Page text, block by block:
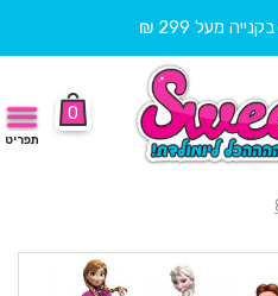
בקנייה מעל 299 ₪
0
תפריט